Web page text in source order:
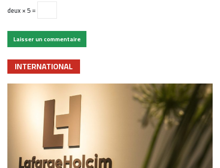
deux × 5 =
INTERNATIONAL